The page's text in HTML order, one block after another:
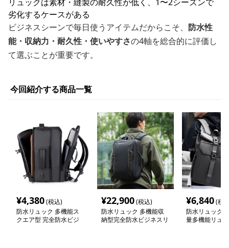
劣化するケースがある
ビジネスシーンで毎日使うアイテムだからこそ、 防水性
能・収納力・耐久性・使いやすさの4軸を総合的に評価し
て選ぶことが重要です。
今回紹介する商品一覧
¥4,380(税込)
防水リュック 多機能ス
クエア型 完全防水ビジ
¥22,900(税込)
防水リュック 多機能収
納型完全防水ビジネスリ
¥6,840(税
防水リュック
量多機能リュ